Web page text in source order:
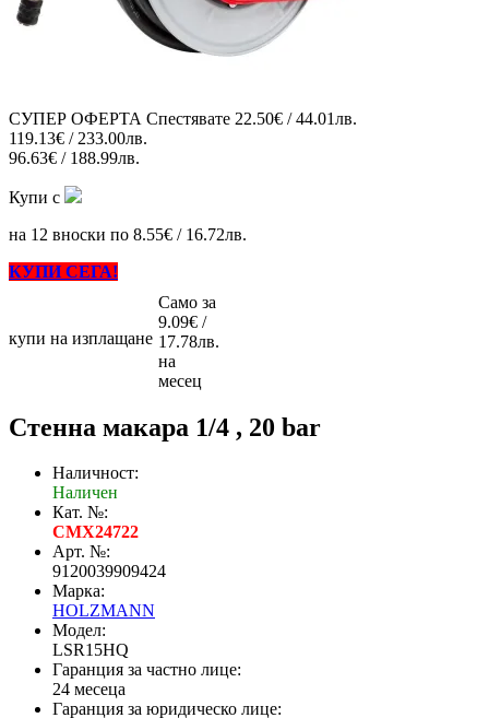
СУПЕР ОФЕРТА Спестявате 22.50€ / 44.01лв.
119.13€ / 233.00лв.
96.63€ / 188.99лв.
Купи с
на 12 вноски по 8.55€ / 16.72лв.
КУПИ СЕГА!
купи на изплащане
Само за
9.09€ /
17.78лв.
на
месец
Стенна макара 1/4 , 20 bar
Наличност:
Наличен
Кат. №:
CMX24722
Арт. №:
9120039909424
Марка:
HOLZMANN
Модел:
LSR15HQ
Гаранция за частно лице:
24 месеца
Гаранция за юридическо лице: